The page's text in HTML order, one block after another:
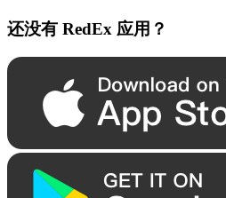
还没有 RedEx 应用？